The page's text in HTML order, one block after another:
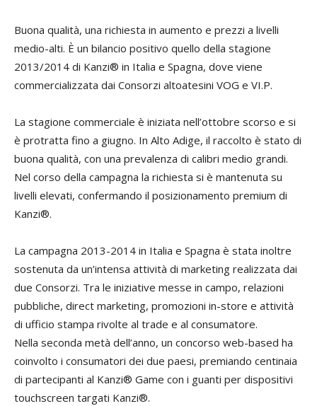
Buona qualità, una richiesta in aumento e prezzi a livelli
medio-alti. È un bilancio positivo quello della stagione
2013/2014 di Kanzi® in Italia e Spagna, dove viene
commercializzata dai Consorzi altoatesini VOG e VI.P.
La stagione commerciale è iniziata nell’ottobre scorso e si
è protratta fino a giugno. In Alto Adige, il raccolto è stato di
buona qualità, con una prevalenza di calibri medio grandi.
Nel corso della campagna la richiesta si è mantenuta su
livelli elevati, confermando il posizionamento premium di
Kanzi®.
La campagna 2013-2014 in Italia e Spagna è stata inoltre
sostenuta da un’intensa attività di marketing realizzata dai
due Consorzi. Tra le iniziative messe in campo, relazioni
pubbliche, direct marketing, promozioni in-store e attività
di ufficio stampa rivolte al trade e al consumatore.
Nella seconda metà dell’anno, un concorso web-based ha
coinvolto i consumatori dei due paesi, premiando centinaia
di partecipanti al Kanzi® Game con i guanti per dispositivi
touchscreen targati Kanzi®.